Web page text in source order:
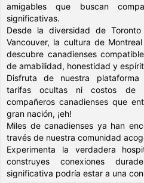
amigables que buscan
significativas.
Desde la diversidad de
Vancouver, la cultura de
descubre canadienses
de amabilidad, honestidad y
Disfruta de nuestra
tarifas ocultas ni costos de
compañeros canadienses que
gran nación, ¡eh!
Miles de canadienses ya han
través de nuestra comunidad
Experimenta la verdadera
construyes conexiones
significativa podría estar a una